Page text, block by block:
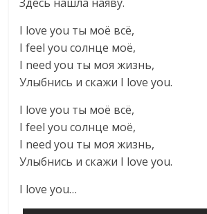
I love you ты моё всё,
I feel you солнце моё,
I need you ты моя жизнь,
Улыбнись и скажи I love you.
I love you ты моё всё,
I feel you солнце моё,
I need you ты моя жизнь,
Улыбнись и скажи I love you.
I love you…